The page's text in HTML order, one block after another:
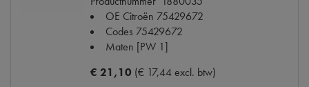
OE Citroën 75429672
Codes 75429672
Maten [PW 1]
€ 21,10 (€ 17,44 excl. btw)